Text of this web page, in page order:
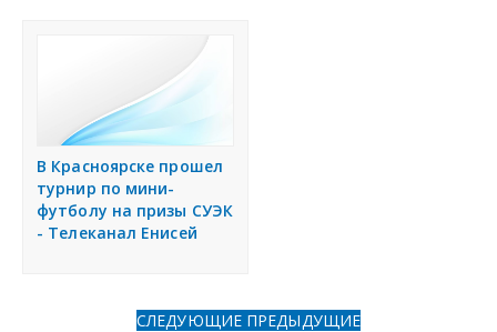
В Красноярске прошел
турнир по мини-
футболу на призы СУЭК
- Телеканал Енисей
СЛЕДУЮЩИЕ ПРЕДЫДУЩИЕ